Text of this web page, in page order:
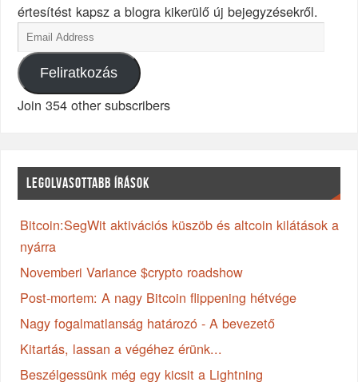
értesítést kapsz a blogra kikerülő új bejegyzésekről.
Feliratkozás
Join 354 other subscribers
LEGOLVASOTTABB ÍRÁSOK
Bitcoin:SegWit aktivációs küszöb és altcoin kilátások a
nyárra
Novemberi Variance $crypto roadshow
Post-mortem: A nagy Bitcoin flippening hétvége
Nagy fogalmatlanság határozó - A bevezető
Kitartás, lassan a végéhez érünk...
Beszélgessünk még egy kicsit a Lightning